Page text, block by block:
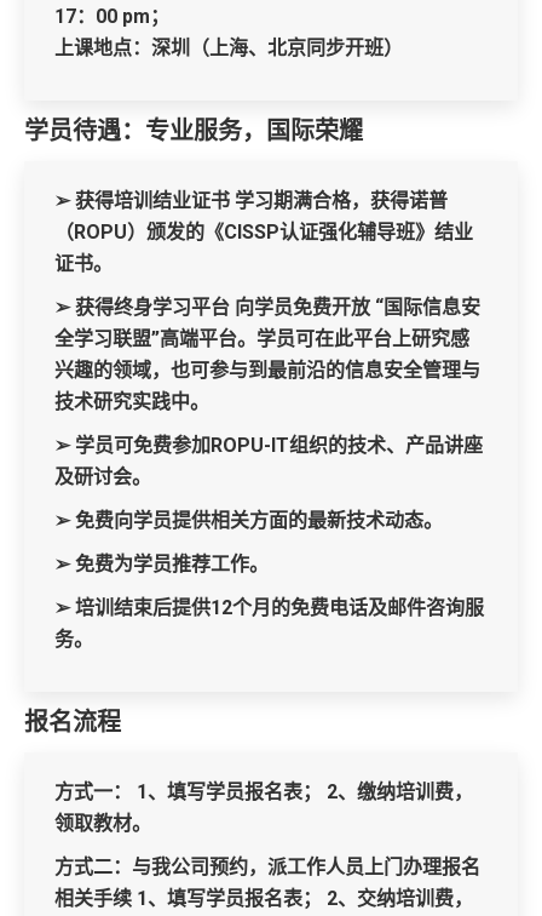
17：00 pm；
上课地点：深圳（上海、北京同步开班）
学员待遇：专业服务，国际荣耀
➢ 获得培训结业证书 学习期满合格，获得诺普
（ROPU）颁发的《CISSP认证强化辅导班》结业
证书。
➢ 获得终身学习平台 向学员免费开放 “国际信息安
全学习联盟”高端平台。学员可在此平台上研究感
兴趣的领域，也可参与到最前沿的信息安全管理与
技术研究实践中。
➢ 学员可免费参加ROPU-IT组织的技术、产品讲座
及研讨会。
➢ 免费向学员提供相关方面的最新技术动态。
➢ 免费为学员推荐工作。
➢ 培训结束后提供12个月的免费电话及邮件咨询服
务。
报名流程
方式一： 1、填写学员报名表； 2、缴纳培训费，
领取教材。
方式二：与我公司预约，派工作人员上门办理报名
相关手续 1、填写学员报名表； 2、交纳培训费，